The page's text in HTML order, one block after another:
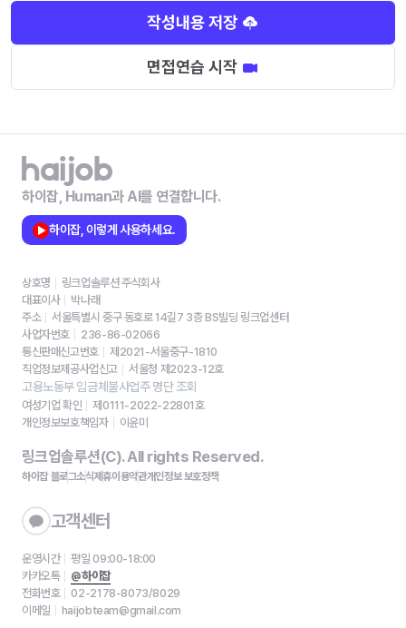
작성내용 저장
면접연습 시작
하이잡, Human과 AI를 연결합니다.
하이잡, 이렇게 사용하세요.
상호명
링크업솔루션 주식회사
대표이사
박나래
주소
서울특별시 중구 동호로 14길7 3층 BS빌딩 링크업센터
사업자번호
236-86-02066
통신판매신고번호
제2021-서울중구-1810
직업정보제공사업신고
서울청 제2023-12호
고용노동부 임금체불사업주 명단 조회
여성기업 확인
제0111-2022-22801호
개인정보보호책임자
이윤미
링크업솔루션(C). All rights Reserved.
하이잡 블로그소식제휴이용약관개인정보 보호정책
고객센터
운영시간
평일 09:00-18:00
카카오톡
@하이잡
전화번호
02-2178-8073/8029
이메일
haijobteam@gmail.com